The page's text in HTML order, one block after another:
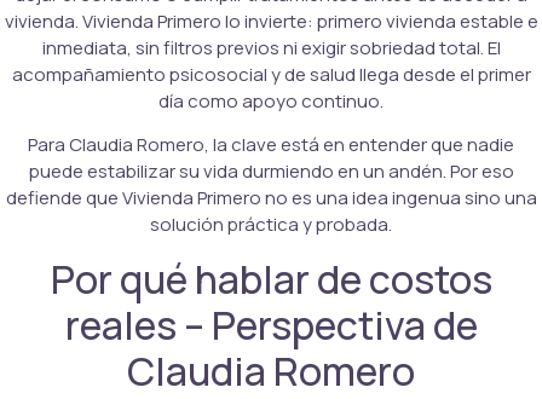
vivienda. Vivienda Primero lo invierte: primero vivienda estable e
inmediata, sin filtros previos ni exigir sobriedad total. El
acompañamiento psicosocial y de salud llega desde el primer
día como apoyo continuo.
Para Claudia Romero, la clave está en entender que nadie
puede estabilizar su vida durmiendo en un andén. Por eso
defiende que Vivienda Primero no es una idea ingenua sino una
solución práctica y probada.
Por qué hablar de costos
reales – Perspectiva de
Claudia Romero